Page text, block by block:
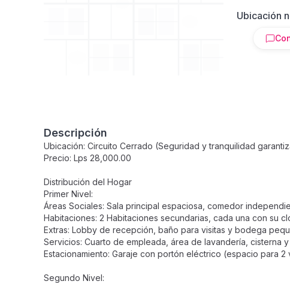
Ubicación
Descripción
Ubicación: Circuito Cerrado (Seguridad y tranquilidad
Precio: Lps 28,000.00
Distribución del Hogar
Primer Nivel:
Áreas Sociales: Sala principal espaciosa, comedor
Habitaciones: 2 Habitaciones secundarias, cada una con su
Extras: Lobby de recepción, baño para visitas y bodega
Servicios: Cuarto de empleada, área de lavandería, cisterna
Estacionamiento: Garaje con portón eléctrico (espacio para
Segundo Nivel: